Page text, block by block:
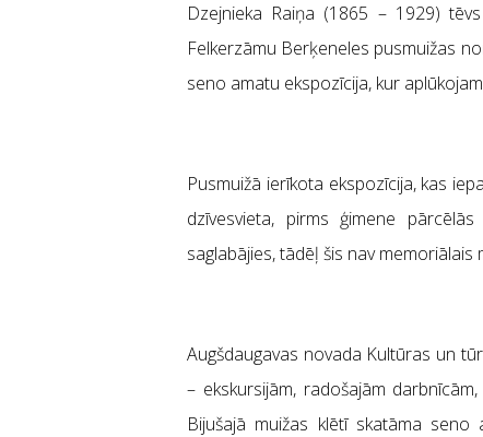
Dzejnieka Raiņa (1865 – 1929)
Felkerzāmu Berķeneles pusmuižas
seno amatu ekspozīcija, kur
Pusmuižā ierīkota ekspozīcija, kas
dzīvesvieta, pirms ģimene
saglabājies, tādēļ šis nav memoriālais
Augšdaugavas novada Kultūras un
– ekskursijām, radošajām
Bijušajā muižas klētī skatāma